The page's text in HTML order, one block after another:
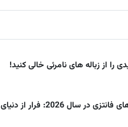
را از زباله های نامرئی خالی کنید!
بهترین بازی‌های فانتزی در سال 2026: فرار از دنیای